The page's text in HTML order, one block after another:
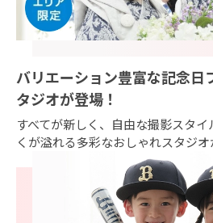
バリエーション豊富な記念日
タジオが登場！
すべてが新しく、⾃由な撮影スタ
くが溢れる多彩なおしゃれスタジオ